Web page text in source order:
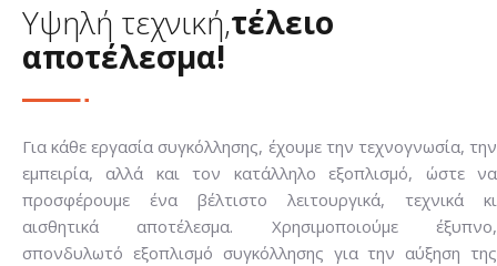
Υψηλή τεχνική,τέλειο
αποτέλεσμα!
Για κάθε εργασία συγκόλλησης, έχουμε την τεχνογνωσία, την
εμπειρία, αλλά και τον κατάλληλο εξοπλισμό, ώστε να
προσφέρουμε ένα βέλτιστο λειτουργικά, τεχνικά κι
αισθητικά αποτέλεσμα. Χρησιμοποιούμε έξυπνο,
σπονδυλωτό εξοπλισμό συγκόλλησης για την αύξηση της